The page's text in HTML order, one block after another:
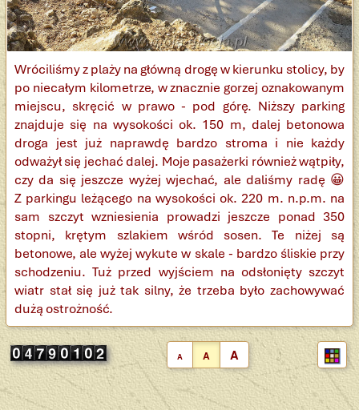
Wróciliśmy z plaży na główną drogę w kierunku stolicy, by
po niecałym kilometrze, w znacznie gorzej oznakowanym
miejscu, skręcić w prawo - pod górę. Niższy parking
znajduje się na wysokości ok. 150 m, dalej betonowa
droga jest już naprawdę bardzo stroma i nie każdy
odważył się jechać dalej. Moje pasażerki również wątpiły,
czy da się jeszcze wyżej wjechać, ale daliśmy radę 😀
Z parkingu leżącego na wysokości ok. 220 m. n.p.m. na
sam szczyt wzniesienia prowadzi jeszcze ponad 350
stopni, krętym szlakiem wśród sosen. Te niżej są
betonowe, ale wyżej wykute w skale - bardzo śliskie przy
schodzeniu. Tuż przed wyjściem na odsłonięty szczyt
wiatr stał się już tak silny, że trzeba było zachowywać
dużą ostrożność.
A A A